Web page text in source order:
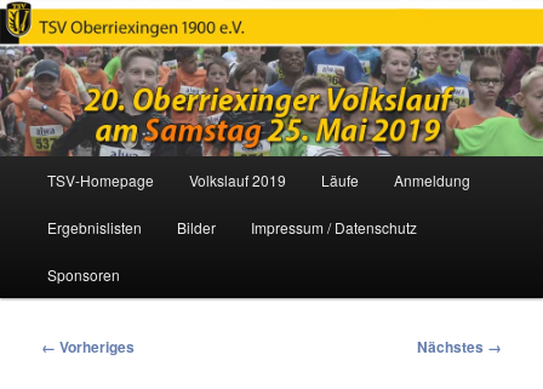
Oberriexinger Volkslauf
Zum
primären
Inhalt
springen
TSV-Homepage Volkslauf 2019 Läufe Anmeldung
Ergebnislisten Bilder Impressum / Datenschutz
Sponsoren
Bilder-
← Vorheriges Nächstes →